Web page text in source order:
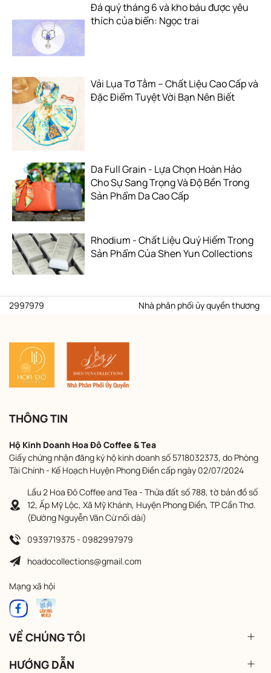
Đá quý tháng 6 và kho báu được yêu
thích của biển: Ngọc trai
Vải Lụa Tơ Tằm – Chất Liệu Cao Cấp và
Đặc Điểm Tuyệt Vời Bạn Nên Biết
Da Full Grain - Lựa Chọn Hoàn Hảo
Cho Sự Sang Trọng Và Độ Bền Trong
Sản Phẩm Da Cao Cấp
Rhodium - Chất Liệu Quý Hiếm Trong
Sản Phẩm Của Shen Yun Collections
Nhà phân phối ủy quyền thương hiệu
THÔNG TIN
Hộ Kinh Doanh Hoa Đô Coffee & Tea
Giấy chứng nhận đăng ký hộ kinh doanh số 5718032373, do Phòng
Tài Chính - Kế Hoạch Huyện Phong Điền cấp ngày 02/07/2024
Lầu 2 Hoa Đô Coffee and Tea - Thửa đất số 788, tờ bản đồ số
12, Ấp Mỹ Lộc, Xã Mỹ Khánh, Huyện Phong Điền, TP Cần Thơ.
(Đường Nguyễn Văn Cừ nối dài)
0939719375 - 0982997979
hoadocollections@gmail.com
Mạng xã hội
VỀ CHÚNG TÔI
HƯỚNG DẪN